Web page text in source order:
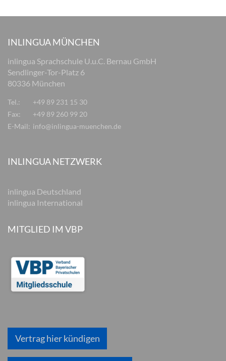
INLINGUA MÜNCHEN
inlingua Sprachschule U.u.C. Bernau GmbH
Sendlinger-Tor-Platz 6
80336 München
Tel.:
+49 89 231 15 30
Fax:
+49 89 260 99 20
E-Mail: info@inlingua-muenchen.de
INLINGUA NETZWERK
inlingua Deutschland
inlingua International
MITGLIED IM VBP
Vertrag hier kündigen